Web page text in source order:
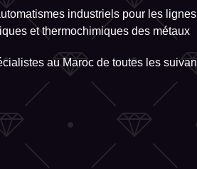
industriels pour les
et thermochimiques des métaux
au Maroc de toutes les